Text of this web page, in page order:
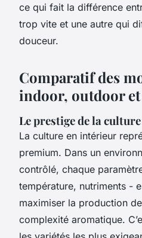
ce qui fait la différence
trop vite et une autre qui
douceur.
Comparatif des
indoor, outdoor
Le prestige de la
La culture en intérieur
premium. Dans un
contrôlé, chaque
température, nutriments -
maximiser la production
complexité aromatique.